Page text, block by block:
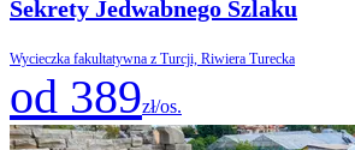
Sekrety Jedwabnego Szlaku
Wycieczka fakultatywna z Turcji, Riwiera Turecka
od 389zł/os.